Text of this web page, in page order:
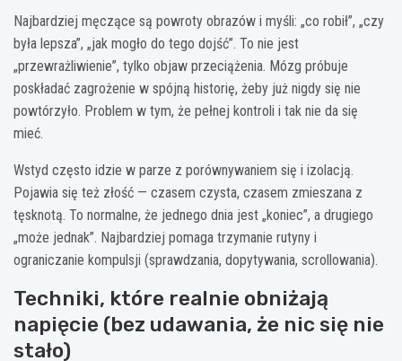
Najbardziej męczące są powroty obrazów i myśli: „co robił”, „czy
była lepsza”, „jak mogło do tego dojść”. To nie jest
„przewrażliwienie”, tylko objaw przeciążenia. Mózg próbuje
poskładać zagrożenie w spójną historię, żeby już nigdy się nie
powtórzyło. Problem w tym, że pełnej kontroli i tak nie da się
mieć.
Wstyd często idzie w parze z porównywaniem się i izolacją.
Pojawia się też złość — czasem czysta, czasem zmieszana z
tęsknotą. To normalne, że jednego dnia jest „koniec”, a drugiego
„może jednak”. Najbardziej pomaga trzymanie rutyny i
ograniczanie kompulsji (sprawdzania, dopytywania, scrollowania).
Techniki, które realnie obniżają
napięcie (bez udawania, że nic się nie
stało)